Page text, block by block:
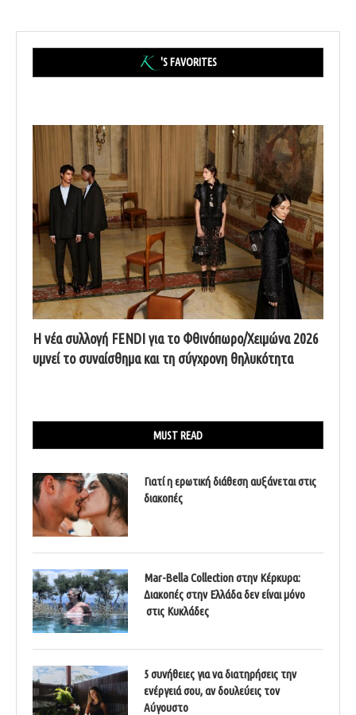
'S FAVORITES
Η νέα συλλογή FENDI για το Φθινόπωρο/Χειμώνα 2026
υμνεί το συναίσθημα και τη σύγχρονη θηλυκότητα
MUST READ
Γιατί η ερωτική διάθεση αυξάνεται στις
διακοπές
Mar-Bella Collection στην Κέρκυρα:
Διακοπές στην Ελλάδα δεν είναι μόνο
στις Κυκλάδες
5 συνήθειες για να διατηρήσεις την
ενέργειά σου, αν δουλεύεις τον
Αύγουστο